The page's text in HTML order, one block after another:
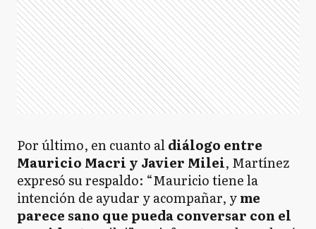
Por último, en cuanto aldiálogo entre
Mauricio Macri y Javier Milei, Martínez
expresó su respaldo: “Mauricio tiene la
intención de ayudar y acompañar, yme
parece sano que pueda conversar con el